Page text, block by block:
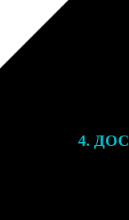
После
на email с
заказ
для
4.
заказа.
его в